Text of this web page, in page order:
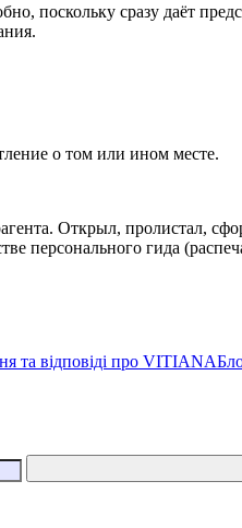
поскольку сразу даёт
о том или ином месте.
Открыл, пролистал,
персонального гида
та відповіді про VITIANA